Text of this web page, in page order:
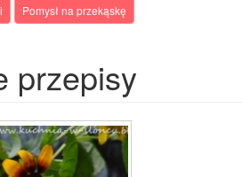
Pomysł na przekąskę
przepisy